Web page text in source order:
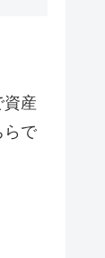
資産
らで